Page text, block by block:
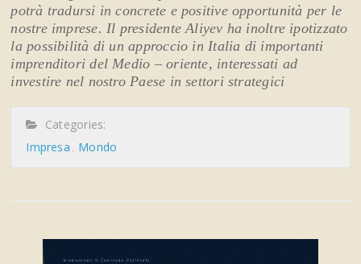
potrà tradursi in concrete e positive opportunità per le
nostre imprese. Il presidente Aliyev ha inoltre ipotizzato
la possibilità di un approccio in Italia di importanti
imprenditori del Medio – oriente, interessati ad
investire nel nostro Paese in settori strategici
Categories:
Impresa
Mondo